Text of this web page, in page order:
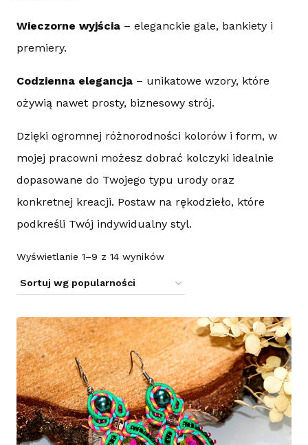
Wieczorne wyjścia – eleganckie gale, bankiety i
premiery.
Codzienna elegancja – unikatowe wzory, które
ożywią nawet prosty, biznesowy strój.
Dzięki ogromnej różnorodności kolorów i form, w
mojej pracowni możesz dobrać kolczyki idealnie
dopasowane do Twojego typu urody oraz
konkretnej kreacji. Postaw na rękodzieło, które
podkreśli Twój indywidualny styl.
Wyświetlanie 1–9 z 14 wynikówPosortowane
popularności